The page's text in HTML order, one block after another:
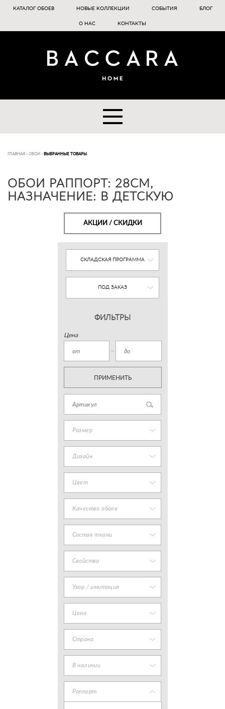
КАТАЛОГ ОБОЕВ НОВЫЕ КОЛЛЕКЦИИ СОБЫТИЯ БЛОГ
О НАС КОНТАКТЫ
ГЛАВНАЯ - ОБОИ - ВЫБРАННЫЕ ТОВАРЫ
ОБОИ РАППОРТ: 28CM,
НАЗНАЧЕНИЕ: В ДЕТСКУЮ
АКЦИИ / СКИДКИ
СКЛАДСКАЯ ПРОГРАММА
ПОД ЗАКАЗ
ФИЛЬТРЫ
Цена
ПРИМЕНИТЬ
Размер
Дизайн
Цвет
Качество обоев
Состав ткани
Свойства
Узор / имитация
Цена
Страна
В наличии
Раппорт